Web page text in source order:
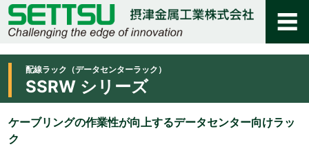
配線ラック（データセンターラック）
SSRW シリーズ
ケーブリングの作業性が向上するデータセンター向けラッ
ク